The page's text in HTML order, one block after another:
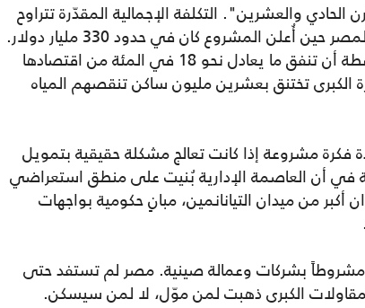
"عاصمة القرن الحادي والعشرين". التكلفة الإجمالية المقدّرة تتراوح
بين 58 و60 مليار دولار، والناتج المحلي الإجمالي لمصر حين أُعلن المشروع كان في حدود 330 مليار دولار.
يعني ذلك أن مصر قررت في لحظة اقتصادية ضاغطة أن تنفق ما يعادل نحو 18 في المئة من اقتصادها
تختنق بعشرين مليون ساكن تنقصهم المياه
فكرة مشروعة إذا كانت تعالج مشكلة حقيقية بتمويل
أن العاصمة الإدارية بُنيت على منطق استعراضي
من ميدان التيانانمين، مبانٍ حكومية بواجهات
مشروطاً بشركات وعمالة صينية. مصر لم تستفد حتى
الكبرى ذهبت لمن موّل، لا لمن سيسكن.